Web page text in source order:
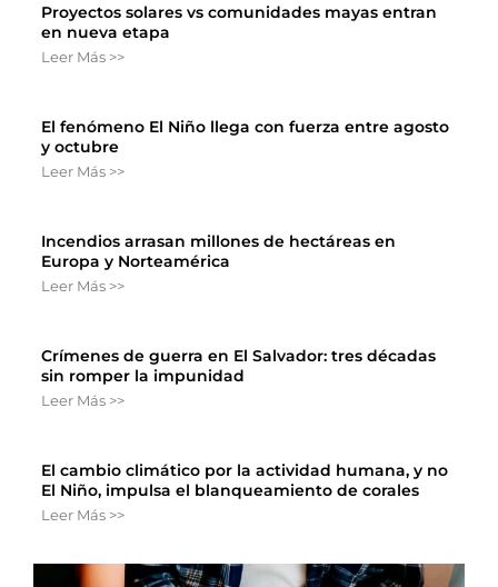
Proyectos solares vs comunidades mayas entran
en nueva etapa
Leer Más >>
El fenómeno El Niño llega con fuerza entre agosto
y octubre
Leer Más >>
Incendios arrasan millones de hectáreas en
Europa y Norteamérica
Leer Más >>
Crímenes de guerra en El Salvador: tres décadas
sin romper la impunidad
Leer Más >>
El cambio climático por la actividad humana, y no
El Niño, impulsa el blanqueamiento de corales
Leer Más >>